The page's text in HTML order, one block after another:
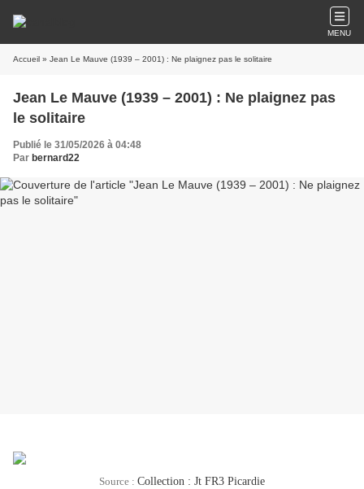
MENU
Accueil » Jean Le Mauve (1939 – 2001) : Ne plaignez pas le solitaire
Jean Le Mauve (1939 – 2001) : Ne plaignez pas
le solitaire
Publié le 31/05/2026 à 04:48
Par bernard22
Source : Collection : Jt FR3 Picardie